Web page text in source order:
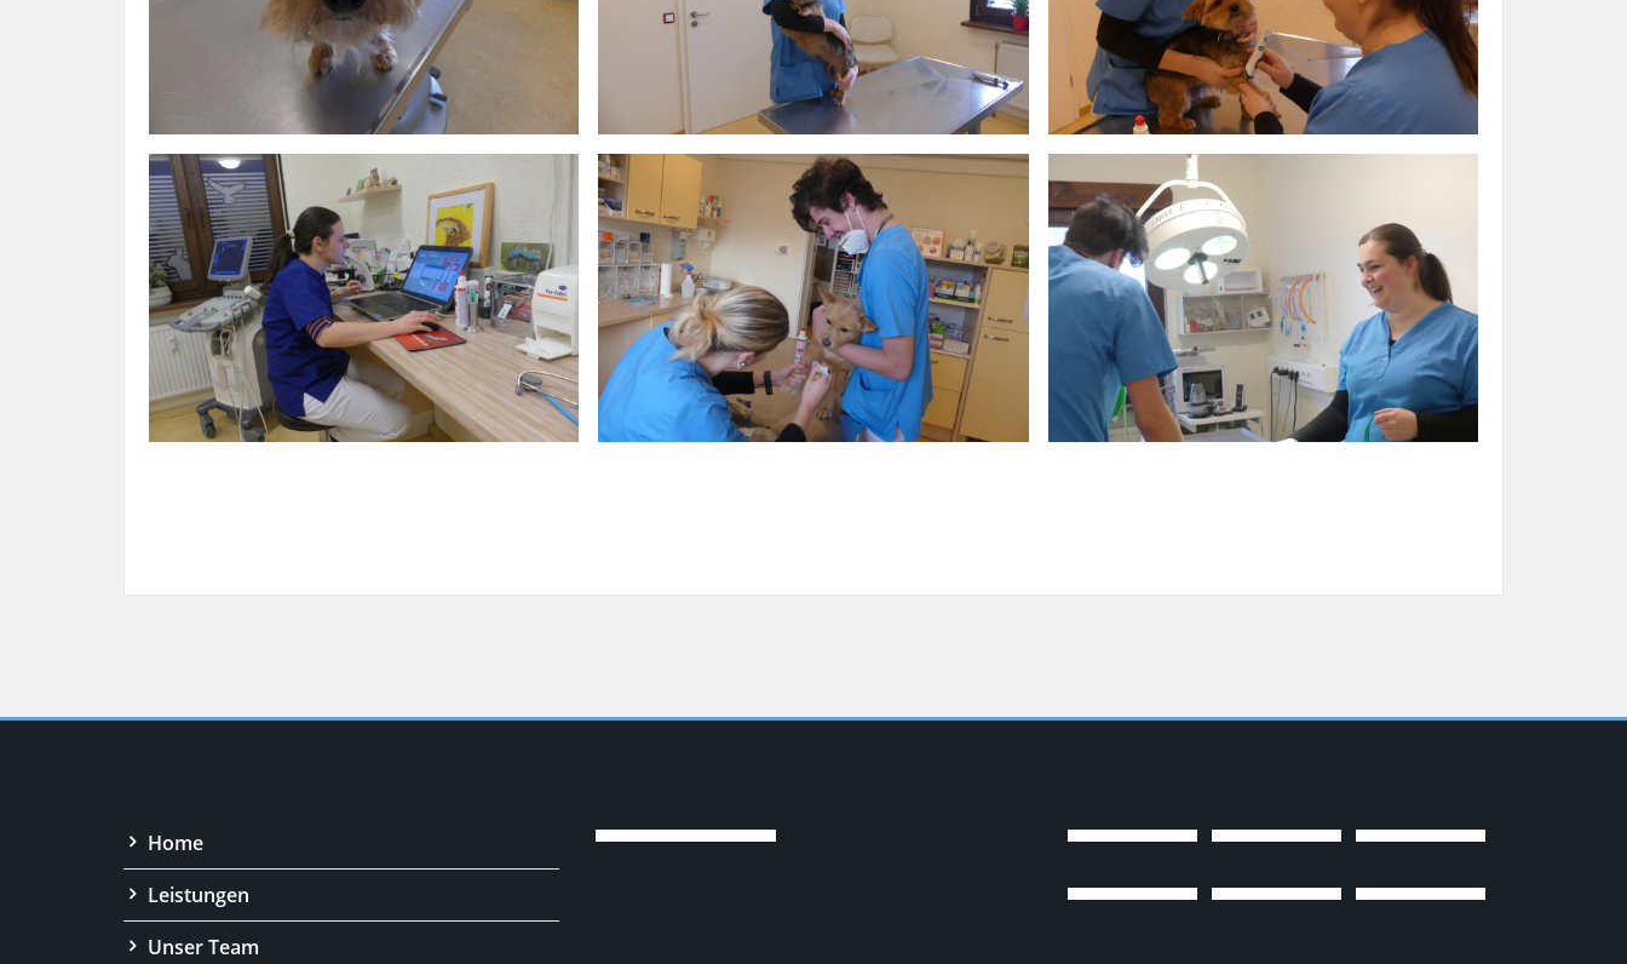
Home
Leistungen
Unser Team